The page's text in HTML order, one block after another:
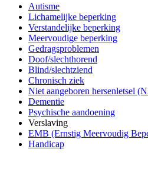
Autisme
Lichamelijke beperking
Verstandelijke beperking
Meervoudige beperking
Gedragsproblemen
Doof/slechthorend
Blind/slechtziend
Chronisch ziek
Niet aangeboren hersenletsel
Dementie
Psychische aandoening
Verslaving
EMB (Ernstig Meervoudig
Handicap